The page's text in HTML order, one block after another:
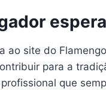
ao site do
para a
que